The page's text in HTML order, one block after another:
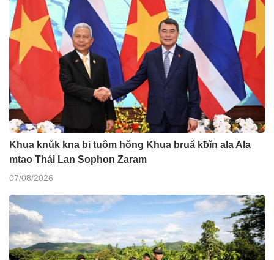
Khua knŭk kna bi tuôm hŏng Khua bruă kƀĭn ala Ala
mtao Thái Lan Sophon Zaram
07/08/2026